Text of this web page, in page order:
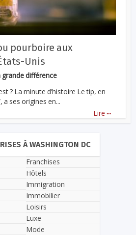
pourboire aux
Unis
différence
? La minute d’histoire Le tip, en
a ses origines en...
Lire ...
À WASHINGTON DC
Franchises
Hôtels
Immigration
Immobilier
Loisirs
Luxe
Mode